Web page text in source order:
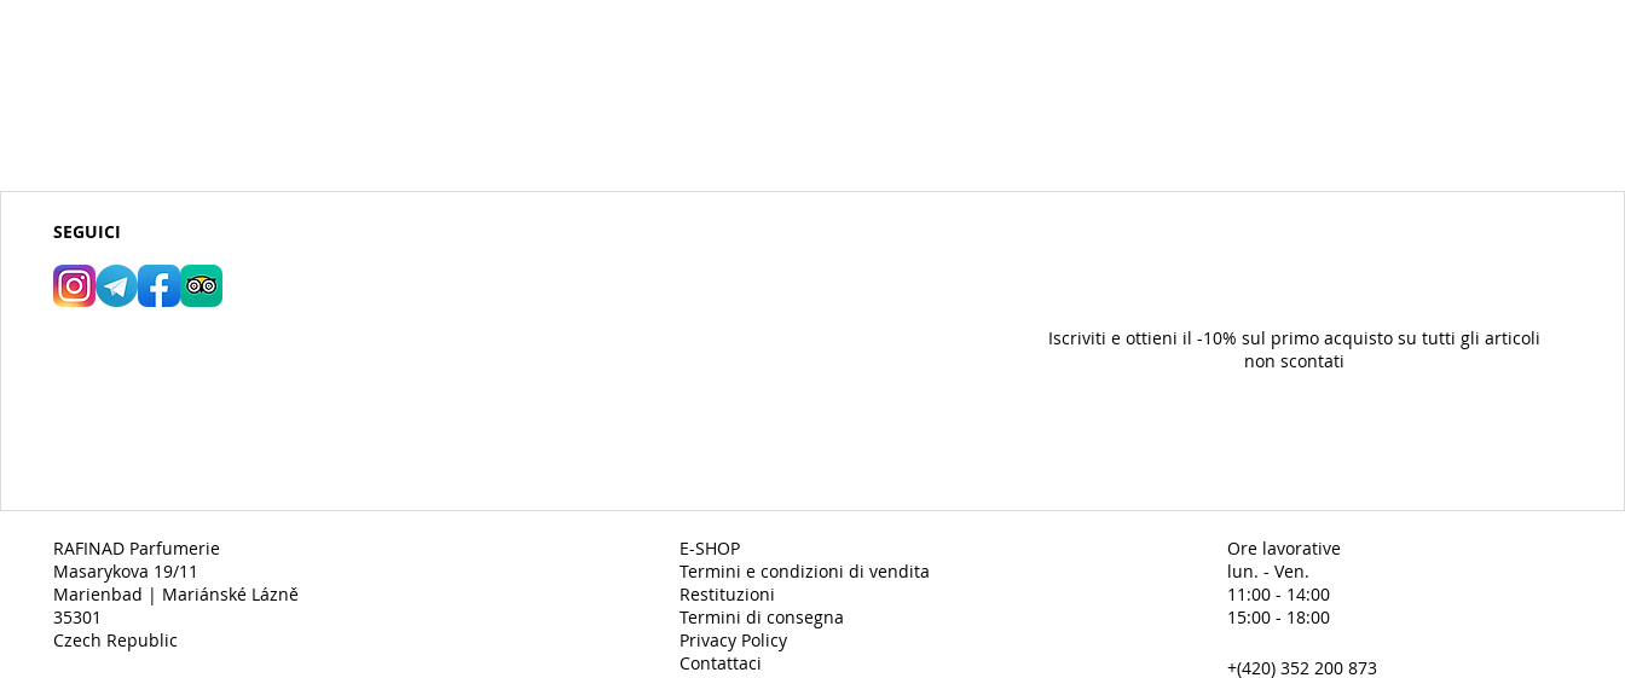
SEGUICI
Iscriviti e ottieni il -10% sul primo acquisto su tutti gli articoli
non scontati
RAFINAD Parfumerie
Masarykova 19/11
Marienbad | Mariánské Lázně
35301
Czech Republic
E-SHOP
Termini e condizioni di vendita
Restituzioni
Termini di consegna
Privacy Policy
Contattaci
Ore lavorative
lun. - Ven.
11:00 - 14:00
15:00 - 18:00
+(420) 352 200 873